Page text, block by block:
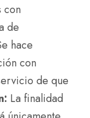
con
de
hace
con
de que
La finalidad